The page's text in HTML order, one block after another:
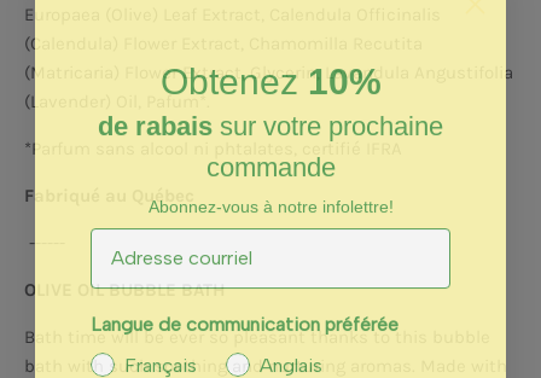
Europaea (Olive) Leaf Extract, Calendula Officinalis
(Calendula) Flower Extract, Chamomilla Recutita
(Matricaria) Flower Extract, Glycerin, Lavandula Angustifolia
(Lavender) Oil, Pafum*.
*Parfum sans alcool ni phtalates, certifié IFRA
Fabriqué au Québec
------
OLIVE OIL BUBBLE BATH
Bath time will be ever so pleasant thanks to this bubble
bath with such soothing and nurturing aromas. Made with
Obtenez 10%
de rabais sur votre prochaine
commande
Abonnez-vous à notre infolettre!
Langue de communication préférée
Français
Anglais